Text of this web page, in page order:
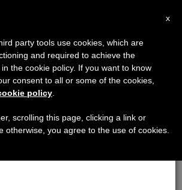
×
al 7 de agosto haremos la pausa
que en el periodo de verano
informaciones y también el
x
party tools use cookies, which are
and required to achieve the
the cookie policy. If you want to know
consent to all or some of the cookies,
policy
scrolling this page, clicking a link or
otherwise, you agree to the use of cookies.